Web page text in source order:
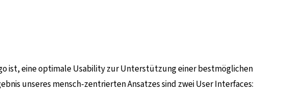
ist, eine optimale Usability zur Unterstützung einer bestmöglichen
unseres mensch-zentrierten Ansatzes sind zwei User Interfaces: